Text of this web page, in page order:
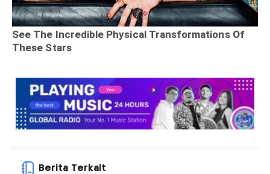
Berita Terkait